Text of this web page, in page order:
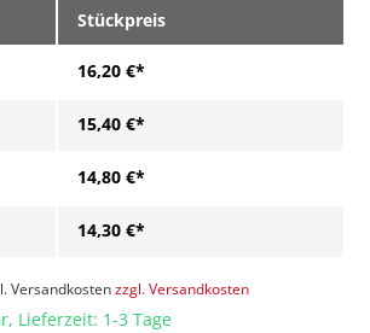
Stückpreis
16,20 €*
15,40 €*
14,80 €*
14,30 €*
Versandkostenzzgl. Versandkosten
Lieferzeit: 1-3 Tage